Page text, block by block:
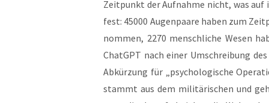
Zeit­punkt der Auf­nah­me nicht, was
fest: 45000 Augen­paa­re haben zum
nom­men, 2270 mensch­li­che Wesen
ChatGPT nach einer Umschrei­bung
Abkür­zung für „psy­cho­lo­gi­sche
stammt aus dem mili­tä­ri­schen und